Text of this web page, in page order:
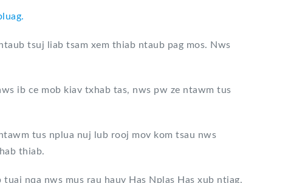
tsuj liab tsam xem thiab ntaub pag mos. Nws
ib ce mob kiav txhab tas, nws pw ze ntawm tus
tus nplua nuj lub rooj mov kom tsau nws
thiab.
nqa nws mus rau hauv Has Nplas Has xub ntiag.